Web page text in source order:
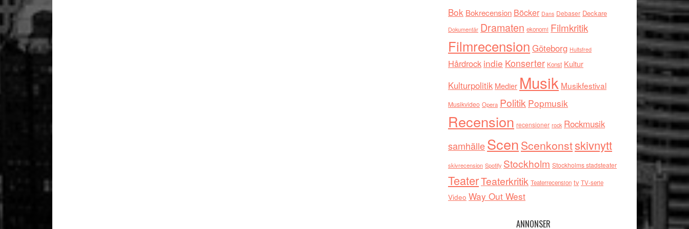
Bok Bokrecension Böcker Dans Debaser Deckare
Dokumentär Dramaten ekonomi Filmkritik
Filmrecension Göteborg Hultsfred
Hårdrock indie Konserter Konst Kultur
Kulturpolitik Medier Musik Musikfestival
Musikvideo Opera Politik Popmusik
Recension recensioner rock Rockmusik
samhälleScen Scenkonstskivnytt
skivrecension Spotify Stockholm Stockholms stadsteater
TeaterTeaterkritik Teaterrecension tv TV-serie
Video Way Out West
ANNONSER